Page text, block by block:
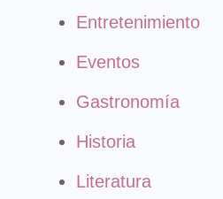
Entretenimiento
Eventos
Gastronomía
Historia
Literatura